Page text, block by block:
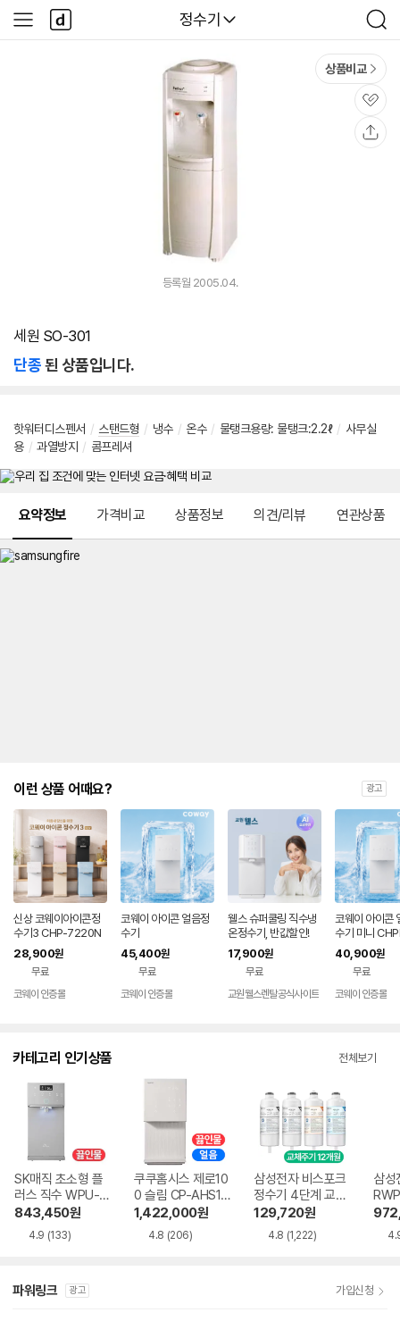
다나와
정수기
검
색
사
이
다
나
와
상품비교
관
심
등록월 2005.04.
세원 SO-301
단종된 상품입니다.
핫워터디스펜서 / 스탠드형 / 냉수 / 온수 / 물탱크용량: 물탱크:2.2ℓ / 사무실
용 / 과열방지 / 콤프레셔
요약정보 가격비교 상품정보 의견/리뷰 연관상품
이런 상품 어때요? 광고
신상 코웨이아이콘정
수기3 CHP-7220N
28,900원
무료
코웨이 인증몰
코웨이 아이콘 얼음정
수기
45,400원
무료
코웨이 인증몰
웰스 슈퍼쿨링 직수냉
온정수기, 반값할인!
17,900원
무료
교원웰스렌탈공식사이트
코웨이 아이콘
수기 미니
0N 자가관리 7
등록설치비무료
40,900원
무료
코웨이 인증몰
카테고리 인기상품 전체보기
SK매직 초소형 플
러스 직수 WPU-J
AC115SNS
843,450원
4.9 (133)
쿠쿠홈시스 제로10
0 슬림 CP-AHS10
0HEW
1,422,000원
4.8 (206)
삼성전자 비스포크
정수기 4단계 교체
용 정수필터 HAF-
HIN
129,720원
4.8 (1,222)
삼성
파워링크 광고 가입신청